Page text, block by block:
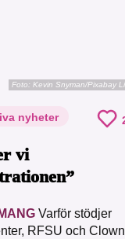
Foto: Kevin Snyman/Pixabay
nyheter
vi
Varför stödjer
RFSU och